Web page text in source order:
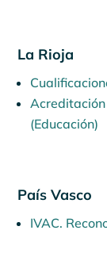
La Rioja
(Educación)
País Vasco
IVAC.